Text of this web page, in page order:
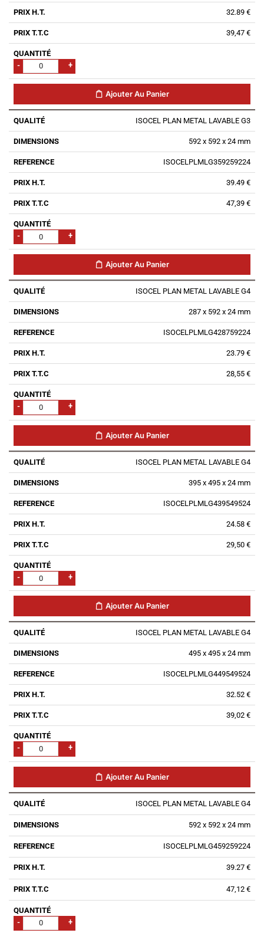
32.89 €
39,47 €
- +
Ajouter Au Panier
ISOCEL PLAN METAL LAVABLE G3
592 x 592 x 24 mm
ISOCELPLMLG359259224
39.49 €
47,39 €
- +
Ajouter Au Panier
ISOCEL PLAN METAL LAVABLE G4
287 x 592 x 24 mm
ISOCELPLMLG428759224
23.79 €
28,55 €
- +
Ajouter Au Panier
ISOCEL PLAN METAL LAVABLE G4
395 x 495 x 24 mm
ISOCELPLMLG439549524
24.58 €
29,50 €
- +
Ajouter Au Panier
ISOCEL PLAN METAL LAVABLE G4
495 x 495 x 24 mm
ISOCELPLMLG449549524
32.52 €
39,02 €
- +
Ajouter Au Panier
ISOCEL PLAN METAL LAVABLE G4
592 x 592 x 24 mm
ISOCELPLMLG459259224
39.27 €
47,12 €
- +